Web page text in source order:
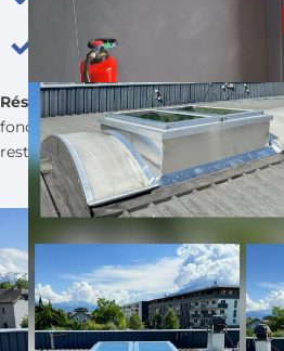
et organiser une pose
Résultat
: une installation
fonctionnelle, livrée dans les temps
restaurant.